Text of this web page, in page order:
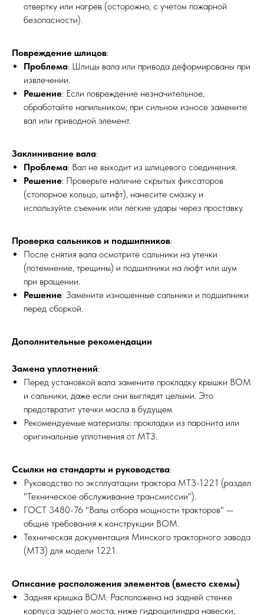
отвертку или нагрев (осторожно, с учетом пожарной
безопасности).
Повреждение шлицов:
Проблема: Шлицы вала или привода деформированы при
извлечении.
Решение: Если повреждение незначительное,
обработайте напильником; при сильном износе замените
вал или приводной элемент.
Заклинивание вала:
Проблема: Вал не выходит из шлицевого соединения.
Решение: Проверьте наличие скрытых фиксаторов
(стопорное кольцо, штифт), нанесите смазку и
используйте съемник или легкие удары через проставку.
Проверка сальников и подшипников:
После снятия вала осмотрите сальники на утечки
(потемнение, трещины) и подшипники на люфт или шум
при вращении.
Решение: Замените изношенные сальники и подшипники
перед сборкой.
Дополнительные рекомендации
Замена уплотнений:
Перед установкой вала замените прокладку крышки ВОМ
и сальники, даже если они выглядят целыми. Это
предотвратит утечки масла в будущем.
Рекомендуемые материалы: прокладки из паронита или
оригинальные уплотнения от МТЗ.
Ссылки на стандарты и руководства:
Руководство по эксплуатации трактора МТЗ-1221 (раздел
"Техническое обслуживание трансмиссии").
ГОСТ 3480-76 "Валы отбора мощности тракторов" —
общие требования к конструкции ВОМ.
Техническая документация Минского тракторного завода
(МТЗ) для модели 1221.
Описание расположения элементов (вместо схемы)
Задняя крышка ВОМ: Расположена на задней стенке
корпуса заднего моста, ниже гидроцилиндра навески,
ПО ЗВУКУ